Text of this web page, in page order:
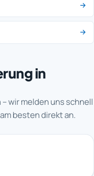
in
wir melden uns schnell
besten direkt an.